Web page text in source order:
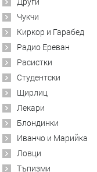
Чукчи
Киркор и Гарабед
Радио Ереван
Расистки
Студентски
Щирлиц
Лекари
Блондинки
Иванчо и Марийка
Ловци
Тъпизми